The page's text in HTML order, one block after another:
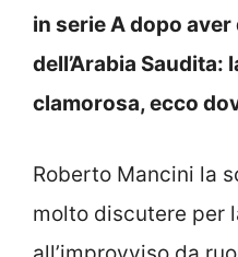
in serie A dopo aver
dell’Arabia Saudita:
clamorosa, ecco
Roberto Mancini la
molto discutere per